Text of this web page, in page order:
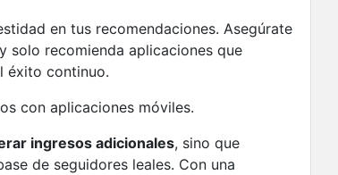
en tus recomendaciones. Asegúrate
solo recomienda aplicaciones que
éxito continuo.
con aplicaciones móviles.
ingresos adicionales, sino que
de seguidores leales. Con una